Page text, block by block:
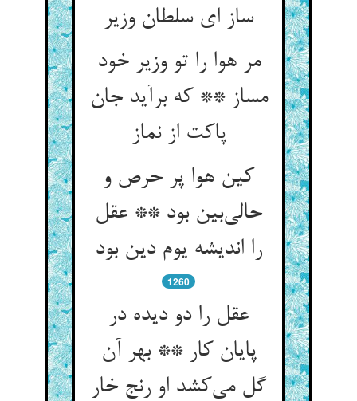
ساز ای سلطان وزیر
مر هوا را تو وزیر خود
مساز ** که برآید جان
پاکت از نماز
کین هوا پر حرص و
حالی‌بین بود ** عقل
را اندیشه یوم دین بود
1260
عقل را دو دیده در
پایان کار ** بهر آن
گل می‌کشد او رنج خار